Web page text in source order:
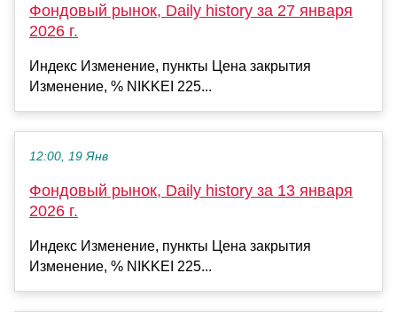
Фондовый рынок, Daily history за 27 января
2026 г.
Индекс Изменение, пункты Цена закрытия
Изменение, % NIKKEI 225...
12:00, 19 Янв
Фондовый рынок, Daily history за 13 января
2026 г.
Индекс Изменение, пункты Цена закрытия
Изменение, % NIKKEI 225...